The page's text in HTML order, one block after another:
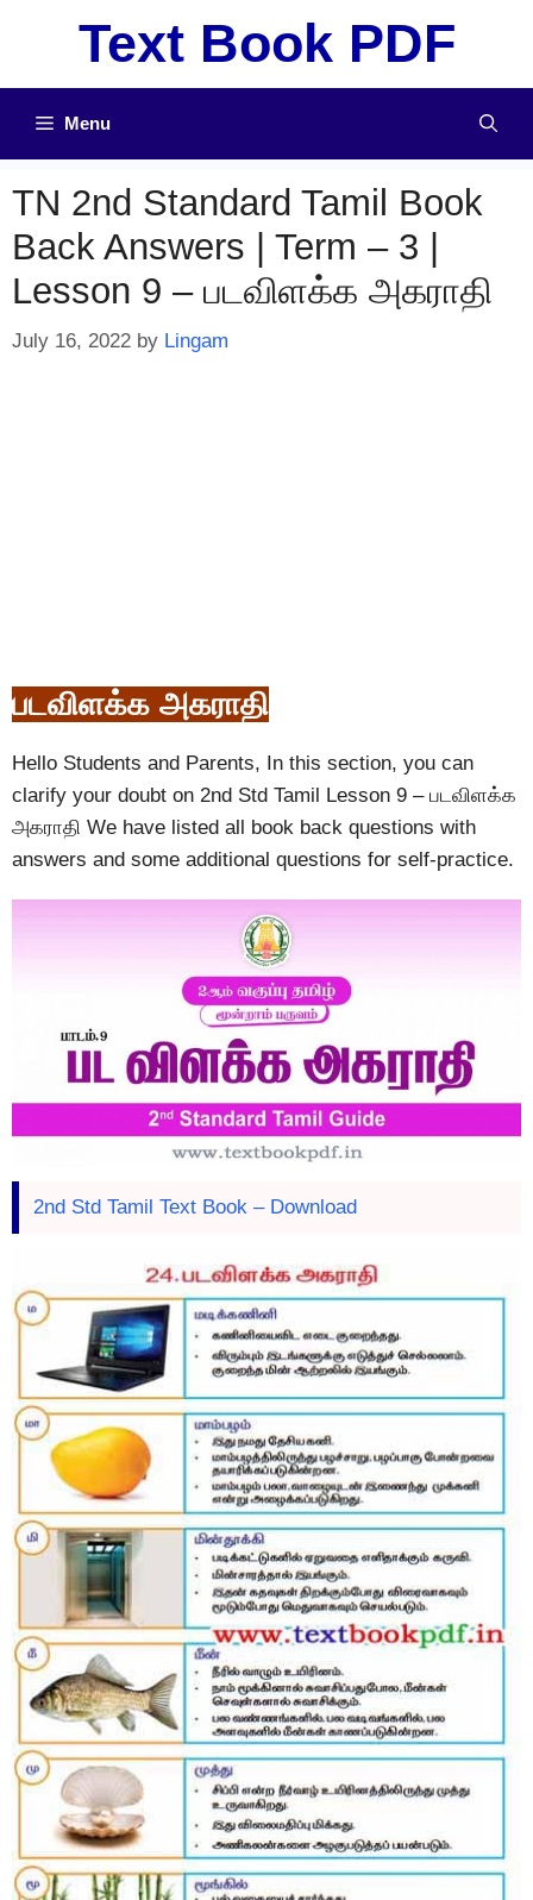
Text Book PDF
Menu
TN 2nd Standard Tamil Book
Back Answers | Term – 3 |
Lesson 9 – படவிளக்க அகராதி
July 16, 2022 by Lingam
படவிளக்க அகராதி
Hello Students and Parents, In this section, you can
clarify your doubt on 2nd Std Tamil Lesson 9 – படவிளக்க
அகராதி We have listed all book back questions with
answers and some additional questions for self-practice.
2nd Std Tamil Text Book – Download